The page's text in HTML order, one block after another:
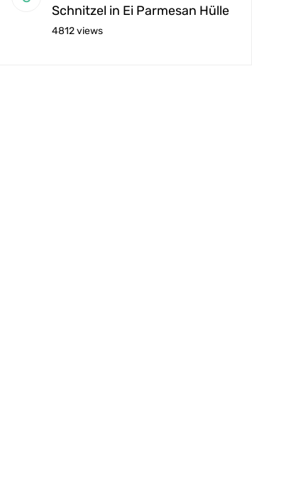
Schnitzel in Ei Parmesan Hülle
4812 views